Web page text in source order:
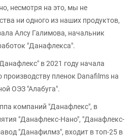
несмотря на это, мы не
ни одного из наших продуктов,
Алсу Галимова, начальник
"Данафлекса".
в 2021 году начала
производству пленок Danafilms на
ОЭЗ "Алабуга".
компаний "Данафлекс", в
"Данафлекс-Нано", "Данафлекс-
"Данафилмз", входит в топ-25 в